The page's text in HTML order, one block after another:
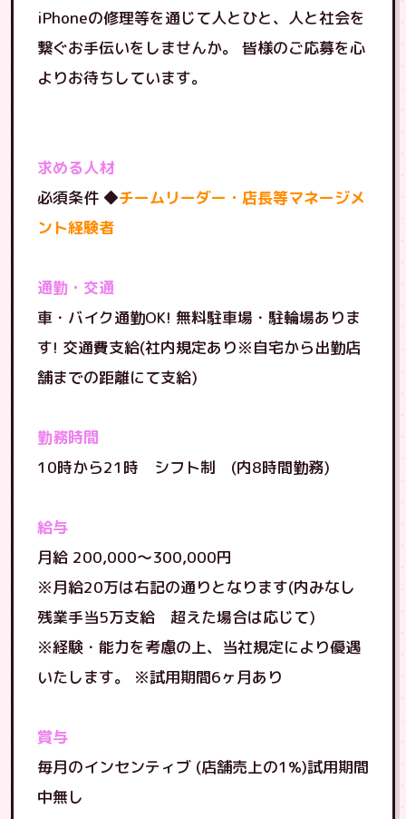
iPhoneの修理等を通じて人とひと、人と社会を
繋ぐお手伝いをしませんか。 皆様のご応募を心
よりお待ちしています。
求める人材
必須条件 ◆チームリーダー・店長等マネージメ
ント経験者
通勤・交通
車・バイク通勤OK! 無料駐車場・駐輪場ありま
す! 交通費支給(社内規定あり※自宅から出勤店
舗までの距離にて支給)
勤務時間
10時から21時 シフト制 (内8時間勤務)
給与
月給 200,000～300,000円
※月給20万は右記の通りとなります(内みなし
残業手当5万支給 超えた場合は応じて)
※経験・能力を考慮の上、当社規定により優遇
いたします。 ※試用期間6ヶ月あり
賞与
毎月のインセンティブ (店舗売上の1%)試用期間
中無し